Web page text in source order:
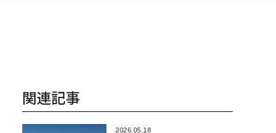
関連記事
2026.05.18